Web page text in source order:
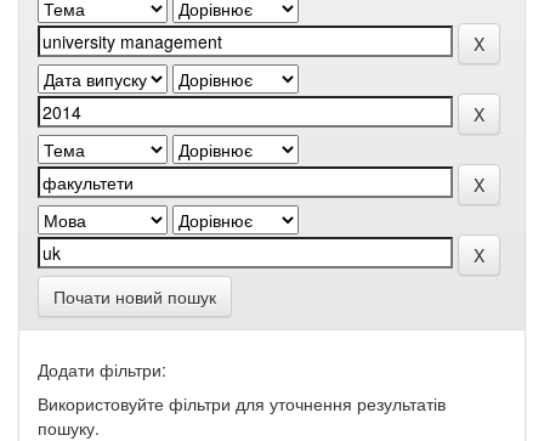
Почати новий пошук
Додати фільтри:
Використовуйте фільтри для уточнення результатів
пошуку.